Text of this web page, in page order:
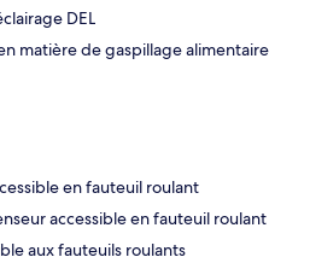
DEL
matière de gaspillage alimentaire
en fauteuil roulant
accessible en fauteuil roulant
aux fauteuils roulants